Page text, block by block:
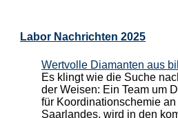
Labor Nachrichten 2025
Wertvolle Diamanten aus
Es klingt wie die Suche
der Weisen: Ein Team um
für Koordinationschemie
Saarlandes, wird in den